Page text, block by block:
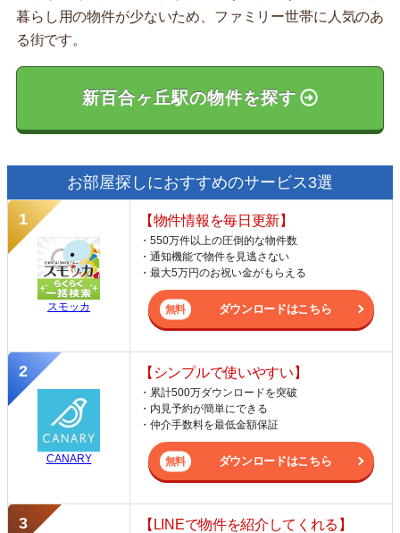
暮らし用の物件が少ないため、ファミリー世帯に人気のあ
る街です。
新百合ヶ丘駅の物件を探す
お部屋探しにおすすめのサービス3選
スモッカ
【物件情報を毎日更新】
・550万件以上の圧倒的な物件数
・通知機能で物件を見逃さない
・最大5万円のお祝い金がもらえる
ダウンロードはこちら
CANARY
【シンプルで使いやすい】
・累計500万ダウンロードを突破
・内見予約が簡単にできる
・仲介手数料を最低金額保証
ダウンロードはこちら
【LINEで物件を紹介してくれる】